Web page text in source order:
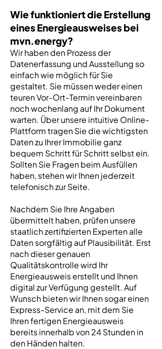
Wie funktioniert die Erstellung
eines Energieausweises bei
mvn.energy?
Wir haben den Prozess der
Datenerfassung und Ausstellung so
einfach wie möglich für Sie
gestaltet. Sie müssen weder einen
teuren Vor-Ort-Termin vereinbaren
noch wochenlang auf Ihr Dokument
warten. Über unsere intuitive Online-
Plattform tragen Sie die wichtigsten
Daten zu Ihrer Immobilie ganz
bequem Schritt für Schritt selbst ein.
Sollten Sie Fragen beim Ausfüllen
haben, stehen wir Ihnen jederzeit
telefonisch zur Seite.
Nachdem Sie Ihre Angaben
übermittelt haben, prüfen unsere
staatlich zertifizierten Experten alle
Daten sorgfältig auf Plausibilität. Erst
nach dieser genauen
Qualitätskontrolle wird Ihr
Energieausweis erstellt und Ihnen
digital zur Verfügung gestellt. Auf
Wunsch bieten wir Ihnen sogar einen
Express-Service an, mit dem Sie
Ihren fertigen Energieausweis
bereits innerhalb von 24 Stunden in
den Händen halten.